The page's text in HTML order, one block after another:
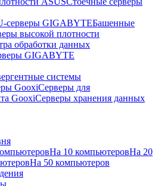
серверы GIGABYTEБашенные
высокой плотности
обработки данных
GIGABYTE
системы
GooxiСерверы для
GooxiСерверы хранения данных
На 10 компьютеровНа 20
На 50 компьютеров